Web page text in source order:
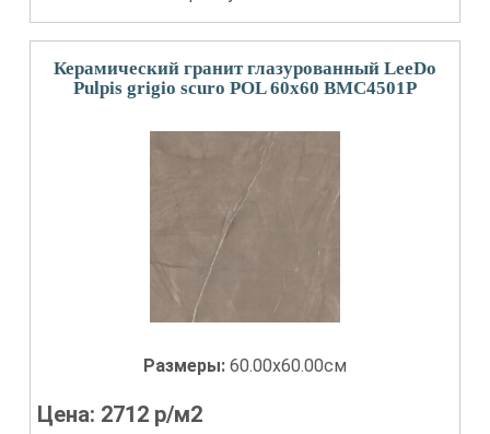
Керамический гранит глазурованный LeeDo
Pulpis grigio scuro POL 60x60 BMC4501P
Размеры: 60.00x60.00см
Цена: 2712 р/м2